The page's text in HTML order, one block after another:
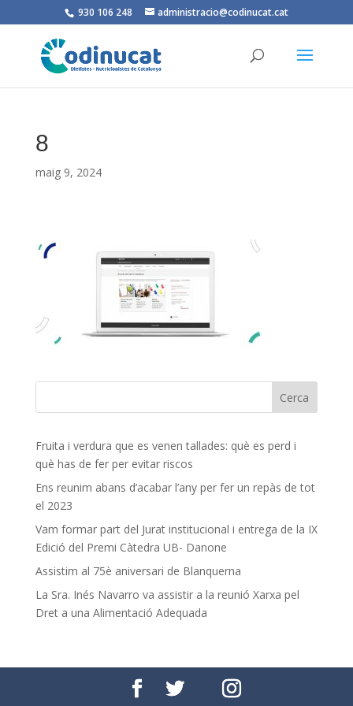
930 106 248 administracio@codinucat.cat
8
maig 9, 2024
Fruita i verdura que es venen tallades: què es perd i
què has de fer per evitar riscos
Ens reunim abans d’acabar l’any per fer un repàs de tot
el 2023
Vam formar part del Jurat institucional i entrega de la IX
Edició del Premi Càtedra UB- Danone
Assistim al 75è aniversari de Blanquerna
La Sra. Inés Navarro va assistir a la reunió Xarxa pel
Dret a una Alimentació Adequada